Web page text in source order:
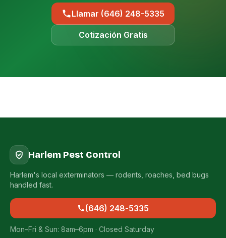
Llamar (646) 248-5335
Cotización Gratis
Harlem Pest Control
Harlem's local exterminators — rodents, roaches, bed bugs
handled fast.
(646) 248-5335
Mon–Fri & Sun: 8am–6pm · Closed Saturday